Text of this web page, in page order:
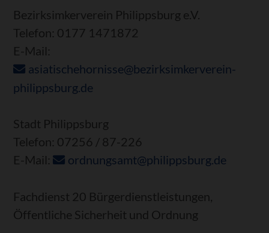
Bezirksimkerverein Philippsburg e.V.
Telefon: 0177 1471872
E-Mail:
asiatischehornisse@bezirksimkerverein-
philippsburg.de
Stadt Philippsburg
Telefon: 07256 / 87-226
E-Mail:
ordnungsamt@philippsburg.de
Fachdienst 20 Bürgerdienstleistungen,
Öffentliche Sicherheit und Ordnung